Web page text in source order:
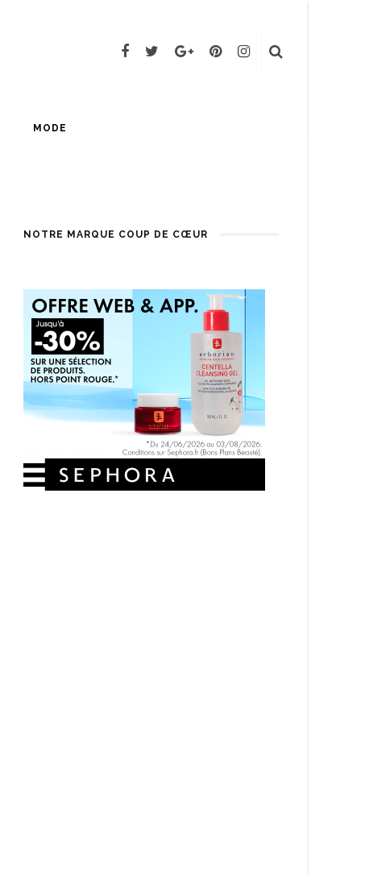
MODE
NOTRE MARQUE COUP DE CŒUR